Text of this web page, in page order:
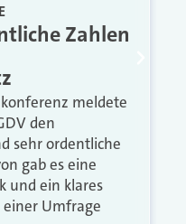
Zahlen
meldete
den
sehr ordentliche
gab es eine
und ein klares
Umfrage